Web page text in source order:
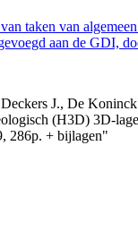
taken van
aan de GDI,
J., De
(H3D) 3D-
286p. + bijlagen"